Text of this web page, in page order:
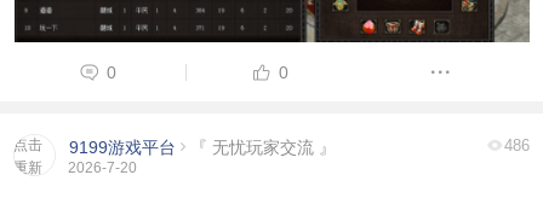
0 0
点击
重新
9199游戏平台 『 无忧玩家交流 』
2026-7-20
486